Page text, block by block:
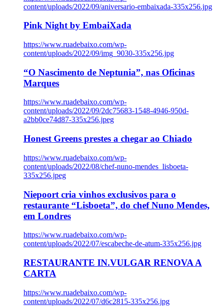
content/uploads/2022/09/aniversario-embaixada-335x256.jpg
Pink Night by EmbaiXada
https://www.ruadebaixo.com/wp-
content/uploads/2022/09/img_9030-335x256.jpg
“O Nascimento de Neptunia”, nas Oficinas
Marques
https://www.ruadebaixo.com/wp-
content/uploads/2022/09/2dc75683-1548-4946-950d-
a2bb0ce74d87-335x256.jpeg
Honest Greens prestes a chegar ao Chiado
https://www.ruadebaixo.com/wp-
content/uploads/2022/08/chef-nuno-mendes_lisboeta-
335x256.jpeg
Niepoort cria vinhos exclusivos para o
restaurante “Lisboeta”, do chef Nuno Mendes,
em Londres
https://www.ruadebaixo.com/wp-
content/uploads/2022/07/escabeche-de-atum-335x256.jpg
RESTAURANTE IN.VULGAR RENOVA A
CARTA
https://www.ruadebaixo.com/wp-
content/uploads/2022/07/d6c2815-335x256.jpg